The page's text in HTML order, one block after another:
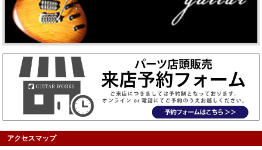
アクセスマップ